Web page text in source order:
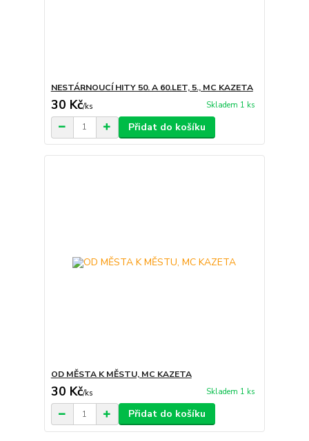
NESTÁRNOUCÍ HITY 50. A 60.LET, 5., MC KAZETA
30 Kč/ks Skladem 1 ks
Přidat do košíku
OD MĚSTA K MĚSTU, MC KAZETA
30 Kč/ks Skladem 1 ks
Přidat do košíku